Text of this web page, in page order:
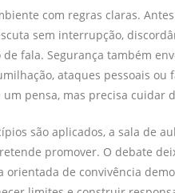
com regras claras.
sem interrupção,
fala. Segurança também
ataques pessoais
pensa, mas precisa cuidar
são aplicados, a sala de
promover. O debate
orientada de convivência